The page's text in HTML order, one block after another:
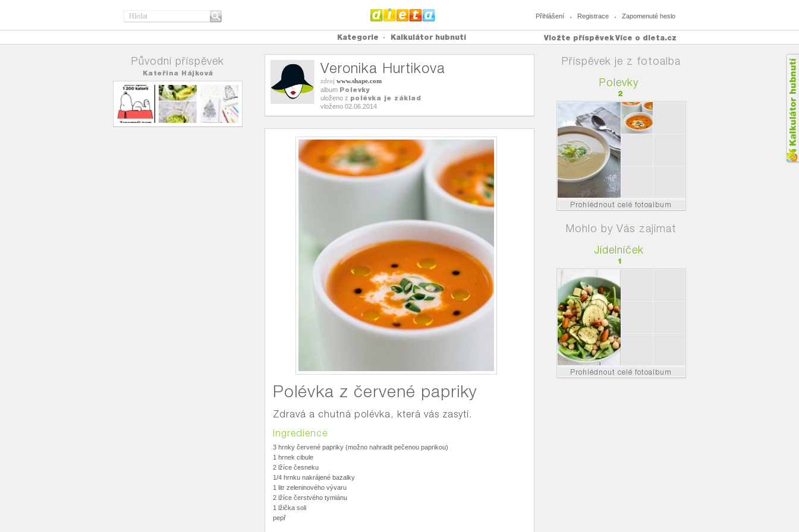
Přihlášení Registrace Zapomenuté heslo
Kategorie Kalkulátor hubnutí Více o dieta.cz
Vložte příspěvek
Původní příspěvek
Kateřina Hájková Veronika Hurtikova
zdroj www.shape.com
album Polevky
uloženo z polévka je základ
vloženo 02.06.2014
Polévka z červené papriky
Zdravá a chutná polévka, která vás zasytí.
Ingredience
3 hrnky červené papriky (možno nahradit pečenou paprikou)
1 hrnek cibule
2 lžíce česneku
1/4 hrnku nakrájené bazalky
1 litr zeleninového vývaru
2 lžíce čerstvého tymiánu
1 lžička soli
pepř
Příspěvek je z fotoalba
Polevky
2
Prohlédnout celé fotoalbum
Mohlo by Vás zajímat
Jídelníček
1
Prohlédnout celé fotoalbum